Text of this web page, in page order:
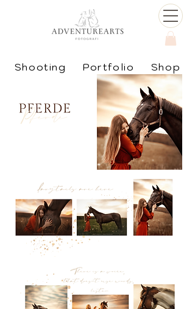
Shooting Portfolio Shop
Kundenkleiderschrank
Shooting